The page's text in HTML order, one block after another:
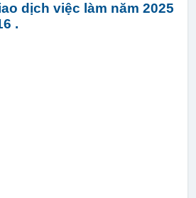
dịch việc làm năm 2025
.